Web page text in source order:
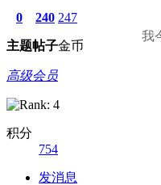
0
主题
240
帖子
247
金币
高级会员
积分
754
发消息
我